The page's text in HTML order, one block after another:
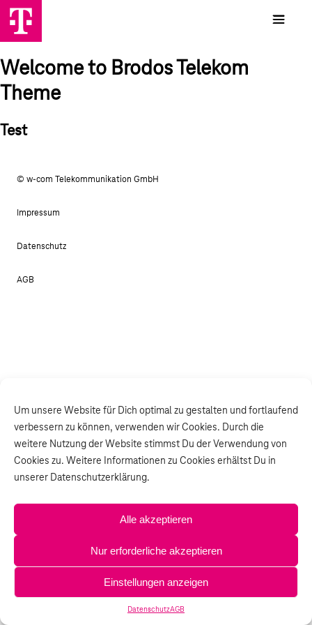
Um unsere Website für Dich optimal zu gestalten und fortlaufend
verbessern zu können, verwenden wir Cookies. Durch die
weitere Nutzung der Website stimmst Du der Verwendung von
Cookies zu. Weitere Informationen zu Cookies erhältst Du in
unserer Datenschutzerklärung.
Alle akzeptieren
Nur erforderliche akzeptieren
Einstellungen anzeigen
DatenschutzAGB
Welcome to Brodos Telekom
Theme
Test
© w-com Telekommunikation GmbH
Impressum
Datenschutz
AGB